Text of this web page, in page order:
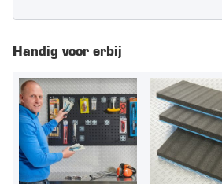
Handig voor erbij